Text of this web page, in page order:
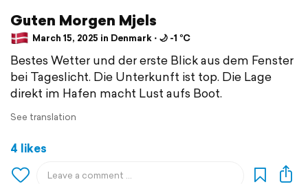
Guten Morgen Mjels
March 15, 2025 in Denmark ⋅ 🌙 -1 °C
Bestes Wetter und der erste Blick aus dem Fenster
bei Tageslicht. Die Unterkunft ist top. Die Lage
direkt im Hafen macht Lust aufs Boot.
See translation
4 likes